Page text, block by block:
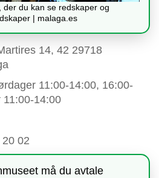
der du kan se redskaper og
| malaga.es
14, 42 29718
11:00-14:00, 16:00-
11:00-14:00
02
må du avtale